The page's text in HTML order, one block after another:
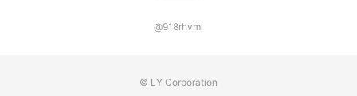
@918rhvml
© LY Corporation